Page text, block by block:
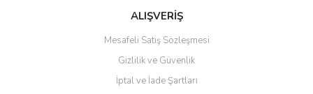
ALIŞVERİŞ
Mesafeli Satış Sözleşmesi
Gizlilik ve Güvenlik
İptal ve İade Şartları